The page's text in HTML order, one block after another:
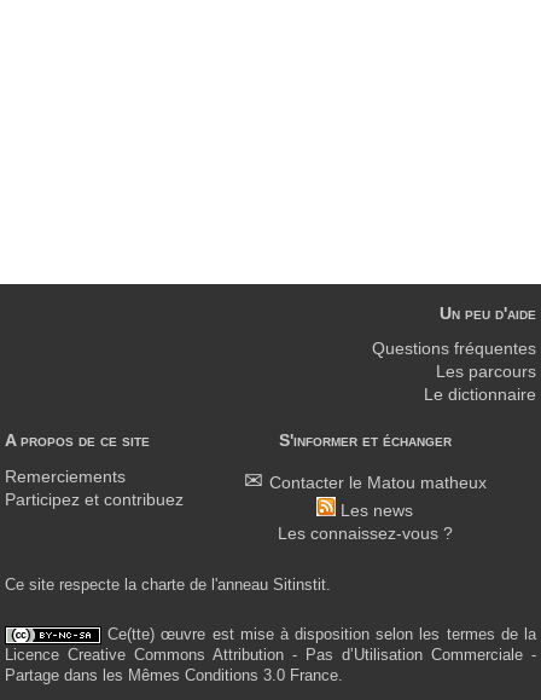
A propos de ce site
Remerciements
Participez et contribuez
S'informer et échanger
Contacter le Matou matheux
Les news
Les connaissez-vous ?
Un peu d'aide
Questions fréquentes
Les parcours
Le dictionnaire
Ce site respecte la charte de l'anneau Sitinstit.
Ce(tte) œuvre est mise à disposition selon les termes de la
Licence Creative Commons Attribution - Pas d’Utilisation Commerciale -
Partage dans les Mêmes Conditions 3.0 France.